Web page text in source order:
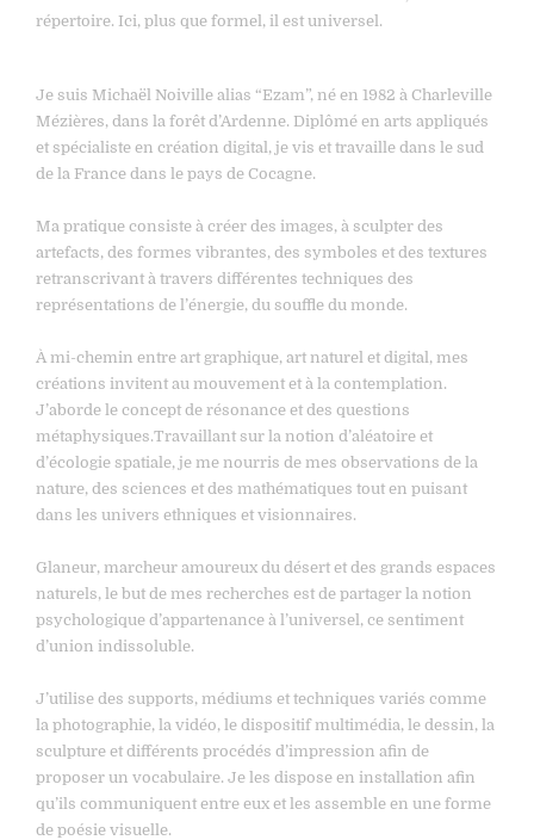
répertoire. Ici, plus que formel, il est universel.
Je suis Michaël Noiville alias “Ezam”, né en 1982 à Charleville
Mézières, dans la forêt d’Ardenne. Diplômé en arts appliqués
et spécialiste en création digital, je vis et travaille dans le sud
de la France dans le pays de Cocagne.
Ma pratique consiste à créer des images, à sculpter des
artefacts, des formes vibrantes, des symboles et des textures
retranscrivant à travers différentes techniques des
représentations de l’énergie, du souffle du monde.
À mi-chemin entre art graphique, art naturel et digital, mes
créations invitent au mouvement et à la contemplation.
J’aborde le concept de résonance et des questions
métaphysiques.Travaillant sur la notion d’aléatoire et
d’écologie spatiale, je me nourris de mes observations de la
nature, des sciences et des mathématiques tout en puisant
dans les univers ethniques et visionnaires.
Glaneur, marcheur amoureux du désert et des grands espaces
naturels, le but de mes recherches est de partager la notion
psychologique d’appartenance à l’universel, ce sentiment
d’union indissoluble.
J’utilise des supports, médiums et techniques variés comme
la photographie, la vidéo, le dispositif multimédia, le dessin, la
sculpture et différents procédés d’impression afin de
proposer un vocabulaire. Je les dispose en installation afin
qu’ils communiquent entre eux et les assemble en une forme
de poésie visuelle.